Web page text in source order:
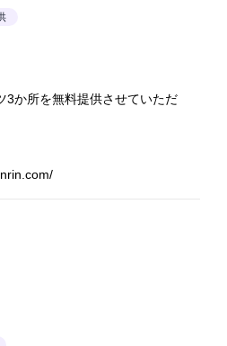
3か所を無料提供させていただ